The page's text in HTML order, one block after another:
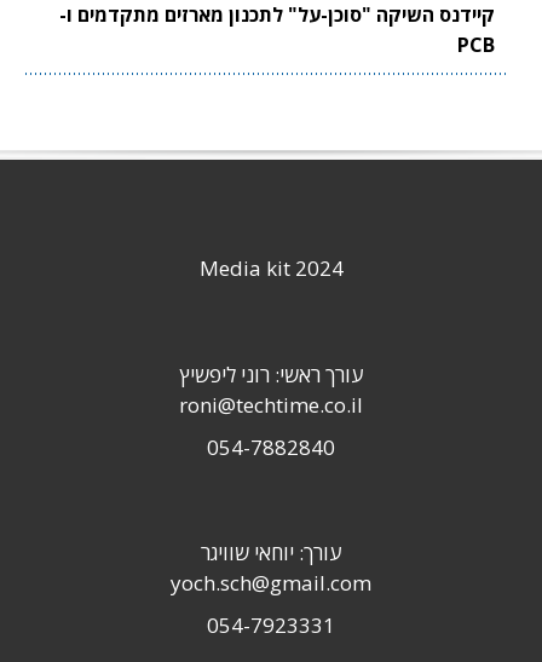
קיידנס השיקה "סוכן-על" לתכנון מארזים מתקדמים ו-
PCB
Media kit 2024
עורך ראשי: רוני ליפשיץ
roni@techtime.co.il
054-7882840
עורך: יוחאי שוויגר
yoch.sch@gmail.com
054-7923331